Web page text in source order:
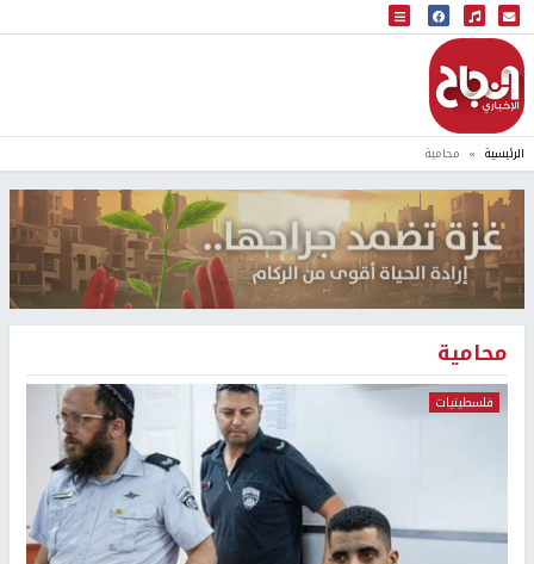
البث المباشر
إذاعة النجاح
الرئيسية محامية
محامية
فلسطينيات